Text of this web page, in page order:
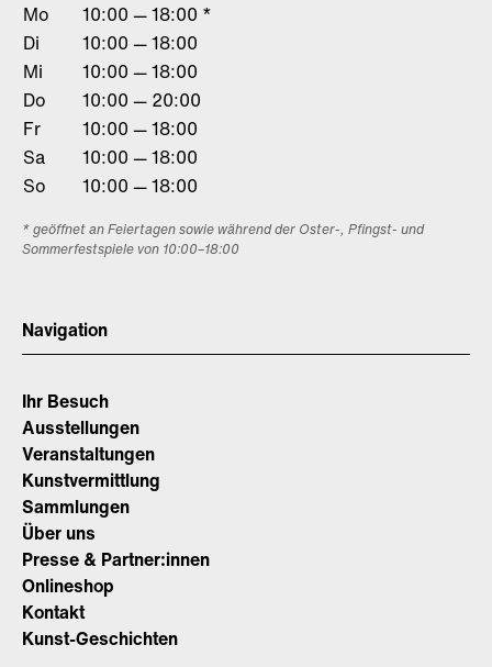
Mo
10:00 — 18:00 *
Di
10:00 — 18:00
Mi
10:00 — 18:00
Do
10:00 — 20:00
Fr
10:00 — 18:00
Sa
10:00 — 18:00
So
10:00 — 18:00
* geöffnet an Feiertagen sowie während der Oster-, Pfingst- und
Sommerfestspiele von 10:00–18:00
Navigation
Ihr Besuch
Ausstellungen
Veranstaltungen
Kunstvermittlung
Sammlungen
Über uns
Presse & Partner:innen
Onlineshop
Kontakt
Kunst-Geschichten